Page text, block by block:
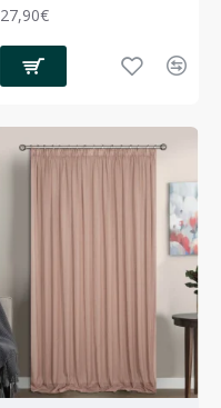
27,90€